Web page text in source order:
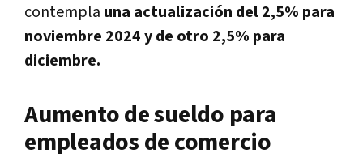
contempla una actualización del 2,5% para
noviembre 2024 y de otro 2,5% para
diciembre.
Aumento de sueldo para
empleados de comercio